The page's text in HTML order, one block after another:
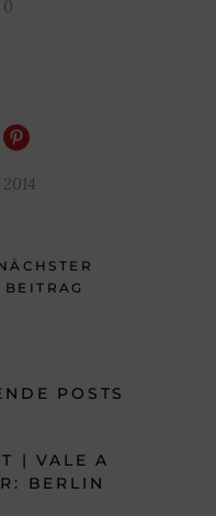
BEITRAG
POSTS
| VALE A
BERLIN